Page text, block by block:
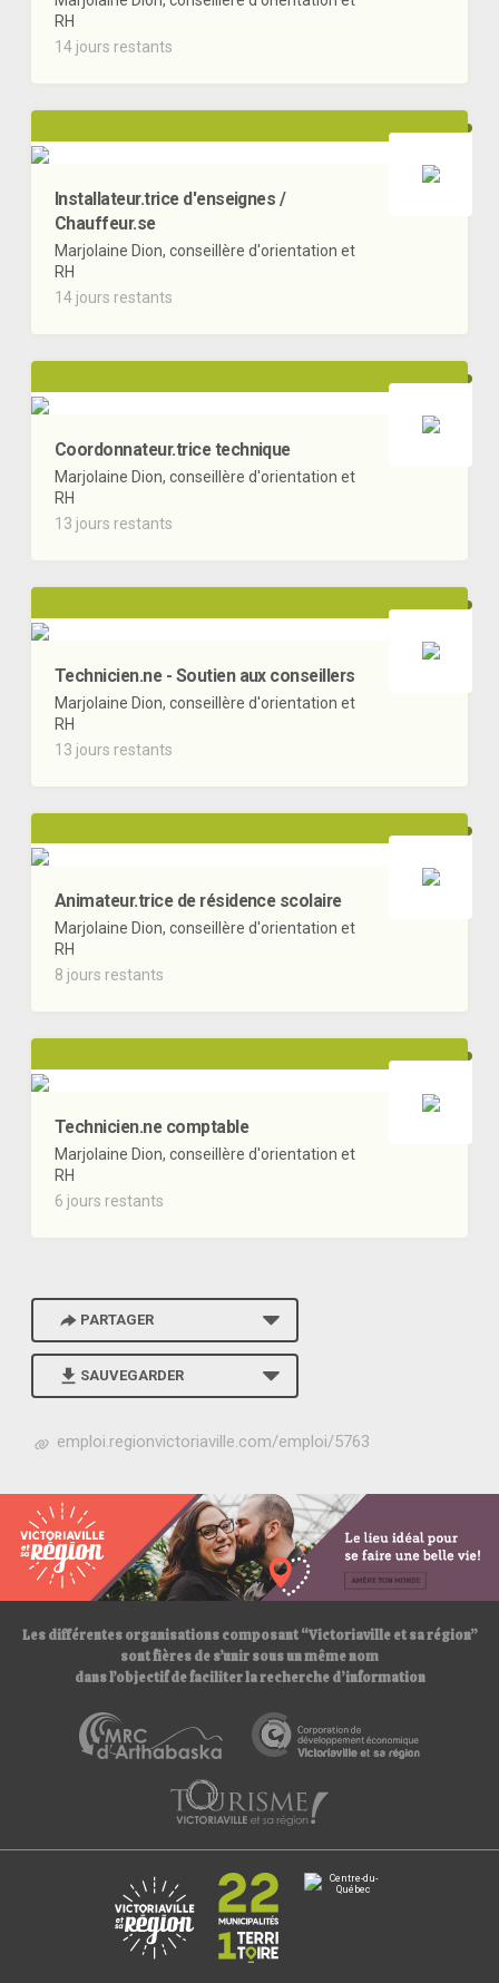
RH
14 jours restants
Installateur.trice d'enseignes /
Chauffeur.se
Marjolaine Dion, conseillère d'orientation et
RH
14 jours restants
Coordonnateur.trice technique
Marjolaine Dion, conseillère d'orientation et
RH
13 jours restants
Technicien.ne - Soutien aux conseillers
Marjolaine Dion, conseillère d'orientation et
RH
13 jours restants
Animateur.trice de résidence scolaire
Marjolaine Dion, conseillère d'orientation et
RH
8 jours restants
Technicien.ne comptable
Marjolaine Dion, conseillère d'orientation et
RH
6 jours restants
PARTAGER
SAUVEGARDER
h
p
s
:
/
/
emploi.regionvictoriaville.com/emploi/5763
Les différentes organisations composant “Victoriaville et sa région”
sont fières de s’unir sous un même nom
dans l’objectif de faciliter la recherche d’information